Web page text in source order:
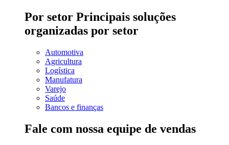
Por setor Principais soluções
organizadas por setor
Automotiva
Agricultura
Logística
Manufatura
Varejo
Saúde
Bancos e finanças
Fale com nossa equipe de vendas